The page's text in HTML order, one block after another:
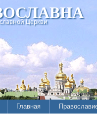
Церкви
Главная